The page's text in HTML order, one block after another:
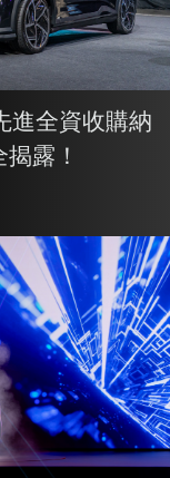
進全資收購納
露！